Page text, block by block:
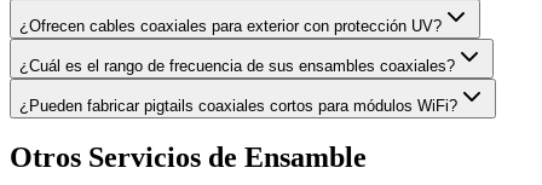
¿Ofrecen cables coaxiales para exterior con protección UV?
¿Cuál es el rango de frecuencia de sus ensambles coaxiales?
¿Pueden fabricar pigtails coaxiales cortos para módulos WiFi?
Otros Servicios de Ensamble